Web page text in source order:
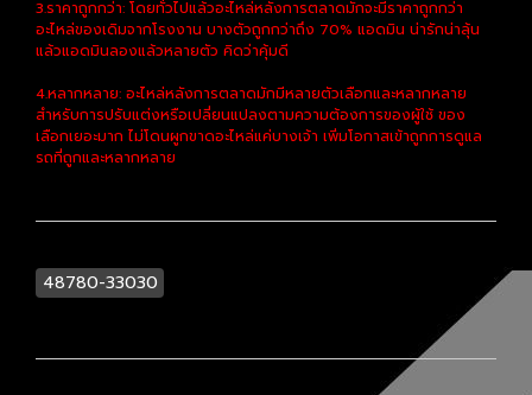
3.ราคาถูกกว่า: โดยทั่วไปแล้วอะไหล่หลังการตลาดมักจะมีราคาถูกกว่า
อะไหล่ของเดิมจากโรงงาน บางตัวถูกกว่าถึง 70% แอดมิน น่ารักน่าลุ้น
แล้วแอดมินลองแล้วหลายตัว คิดว่าคุ้มดี
4.หลากหลาย: อะไหล่หลังการตลาดมักมีหลายตัวเลือกและหลากหลาย
สำหรับการปรับแต่งหรือเปลี่ยนแปลงตามความต้องการของผู้ใช้ ของ
เลือกเยอะมาก ไม่โดนผูกขาดอะไหล่แค่บางเจ้า เพิ่มโอกาสเข้าถูกการดูแล
รถที่ถูกและหลากหลาย
48780-33030